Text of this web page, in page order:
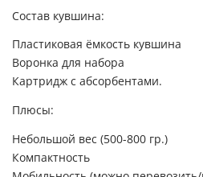
Состав кувшина:
Пластиковая ёмкость кувшина
Воронка для набора
Картридж с абсорбентами.
Плюсы:
Небольшой вес (500-800 гр.)
Компактность